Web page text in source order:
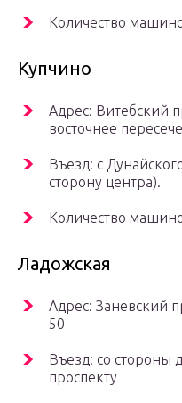
Количество
Купчино
Адрес: Витебский
восточнее
Въезд: с
сторону центра).
Количество
Ладожская
Адрес: Заневский
50
Въезд: со стороны
проспекту